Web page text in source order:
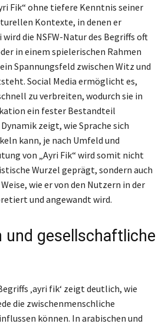
Fik“ ohne tiefere Kenntnis seiner
Kontexte, in denen er
die NSFW-Natur des Begriffs oft
in einem spielerischen Rahmen
Spannungsfeld zwischen Witz und
Social Media ermöglicht es,
zu verbreiten, wodurch sie in
ein fester Bestandteil
zeigt, wie Sprache sich
kann, je nach Umfeld und
von „Ayri Fik“ wird somit nicht
Wurzel geprägt, sondern auch
wie er von den Nutzern in der
und angewandt wird.
und gesellschaftliche
‚ayri fik‘ zeigt deutlich, wie
die zwischenmenschliche
können. In arabischen und